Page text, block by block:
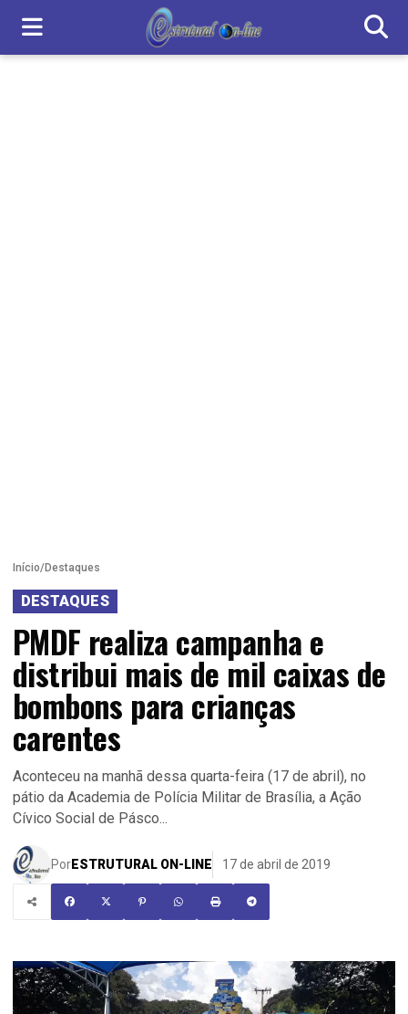
Início/Destaques
DESTAQUES
PMDF realiza campanha e
distribui mais de mil caixas de
bombons para crianças
carentes
Aconteceu na manhã dessa quarta-feira (17 de abril), no
pátio da Academia de Polícia Militar de Brasília, a Ação
Cívico Social de Pásco...
PorESTRUTURAL ON-LINE 17 de abril de 2019